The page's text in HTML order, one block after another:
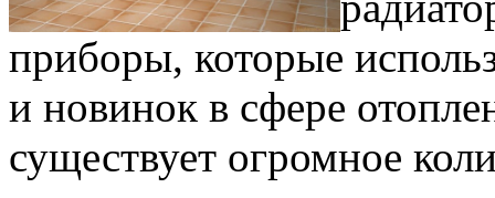
приборы, которые
и новинок в сфере
существует огромное